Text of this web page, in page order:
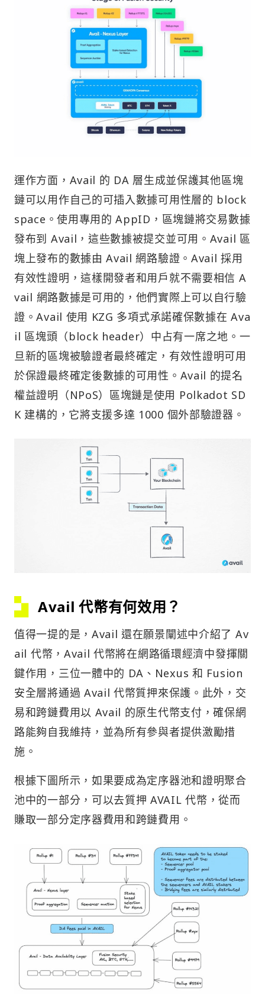
運作方面，Avail 的 DA 層生成並保護其他區塊
鏈可以用作自己的可插入數據可用性層的 block
space。使用專用的 AppID，區塊鏈將交易數據
發布到 Avail，這些數據被提交並可用。Avail 區
塊上發布的數據由 Avail 網路驗證。Avail 採用
有效性證明，這樣開發者和用戶就不需要相信 A
vail 網路數據是可用的，他們實際上可以自行驗
證。Avail 使用 KZG 多項式承諾確保數據在 Ava
il 區塊頭（block header）中占有一席之地。一
旦新的區塊被驗證者最終確定，有效性證明可用
於保證最終確定後數據的可用性。Avail 的提名
權益證明（NPoS）區塊鏈是使用 Polkadot SD
K 建構的，它將支援多達 1000 個外部驗證器。
Avail 代幣有何效用？
值得一提的是，Avail 還在願景闡述中介紹了 Av
ail 代幣，Avail 代幣將在網路循環經濟中發揮關
鍵作用，三位一體中的 DA、Nexus 和 Fusion
安全層將通過 Avail 代幣質押來保護。此外，交
易和跨鏈費用以 Avail 的原生代幣支付，確保網
路能夠自我維持，並為所有參與者提供激勵措
施。
根據下圖所示，如果要成為定序器池和證明聚合
池中的一部分，可以去質押 AVAIL 代幣，從而
賺取一部分定序器費用和跨鏈費用。